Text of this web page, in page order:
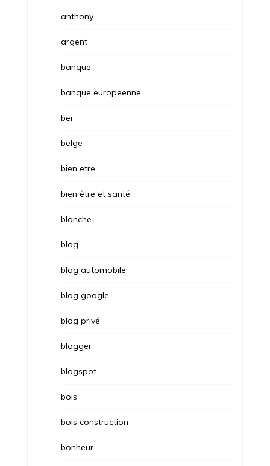
anthony
argent
banque
banque europeenne
bei
belge
bien etre
bien être et santé
blanche
blog
blog automobile
blog google
blog privé
blogger
blogspot
bois
bois construction
bonheur